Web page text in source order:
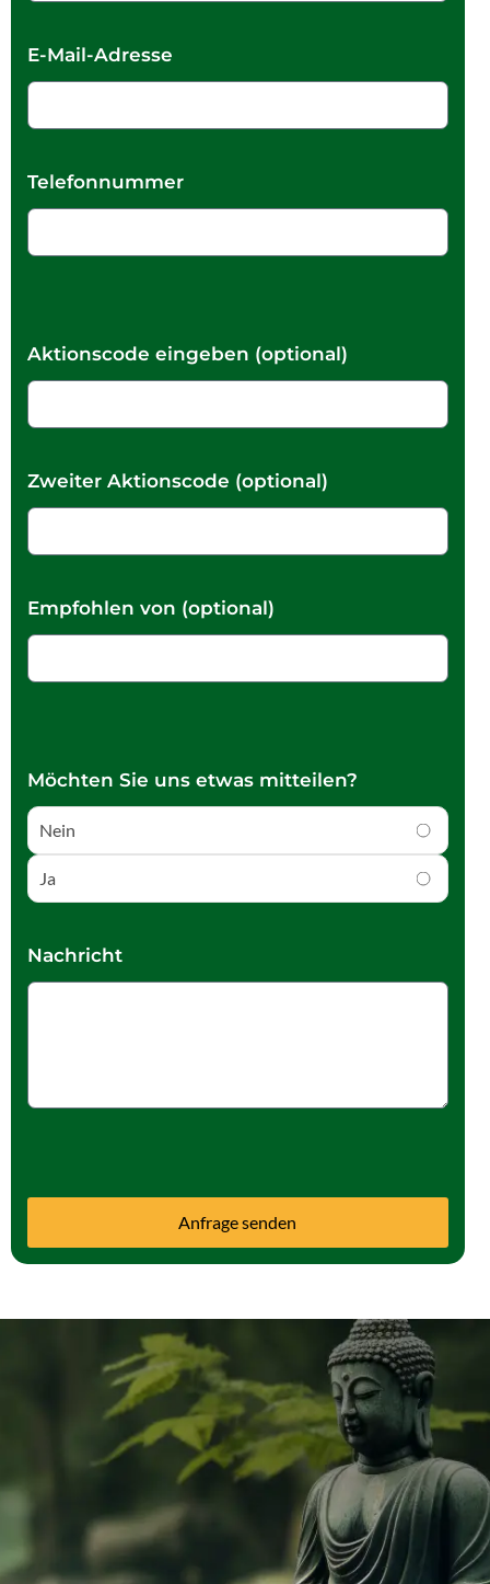
E-Mail-Adresse
Telefonnummer
Aktionscode eingeben (optional)
Zweiter Aktionscode (optional)
Empfohlen von (optional)
Möchten Sie uns etwas mitteilen?
Nein
Ja
Nachricht
Anfrage senden